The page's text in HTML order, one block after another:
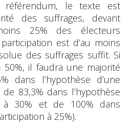
référendum, le texte est
des suffrages, devant
25% des électeurs
est d’au moins
des suffrages suffit. Si
il faudra une majorité
dans l’hypothèse d’une
83,3% dans l’hypothèse
à 30% et de 100% dans
à 25%).